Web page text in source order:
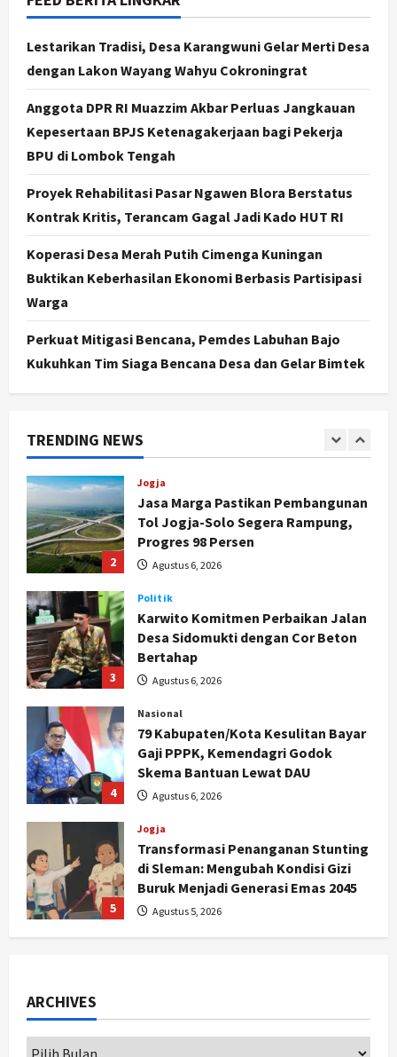
Lestarikan Tradisi, Desa Karangwuni Gelar Merti Desa
dengan Lakon Wayang Wahyu Cokroningrat
Anggota DPR RI Muazzim Akbar Perluas Jangkauan
Kepesertaan BPJS Ketenagakerjaan bagi Pekerja
BPU di Lombok Tengah
Proyek Rehabilitasi Pasar Ngawen Blora Berstatus
Kontrak Kritis, Terancam Gagal Jadi Kado HUT RI
Koperasi Desa Merah Putih Cimenga Kuningan
Buktikan Keberhasilan Ekonomi Berbasis Partisipasi
Warga
Perkuat Mitigasi Bencana, Pemdes Labuhan Bajo
Kukuhkan Tim Siaga Bencana Desa dan Gelar Bimtek
TRENDING NEWS
Desa Sidomukti dengan Cor Beton
4
Nasional
79 Kabupaten/Kota Kesulitan Bayar
Gaji PPPK, Kemendagri Godok
Skema Bantuan Lewat DAU
Agustus 6, 2026
5
Transformasi Penanganan Stunting
di Sleman: Mengubah Kondisi Gizi
Buruk Menjadi Generasi Emas 2045
Jogja
Gen Z Belajar Meracik Lulur Khas
Keraton Yogyakarta, Rahasia
2
Jogja
Jasa Marga Pastikan Pembangunan
Tol Jogja-Solo Segera Rampung,
Progres 98 Persen
Agustus 6, 2026
3
Karwito Komitmen Perbaikan Jalan
Desa Sidomukti dengan Cor Beton
Bertahap
Agustus 6, 2026
4
79 Kabupaten/Kota Kesulitan Bayar
Gaji PPPK, Kemendagri Godok
Skema Bantuan Lewat DAU
Agustus 6, 2026
5
Transformasi Penanganan Stunting
di Sleman: Mengubah Kondisi Gizi
Buruk Menjadi Generasi Emas 2045
Agustus 5, 2026
Gen Z Belajar Meracik Lulur Khas
Keraton Yogyakarta, Rahasia
Jogja
Jasa Marga Pastikan Pembangunan
ARCHIVES